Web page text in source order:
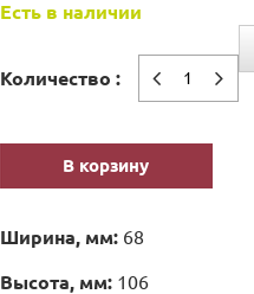
Есть в наличии
Количество :
В корзину
Ширина, мм:68
Высота, мм:106